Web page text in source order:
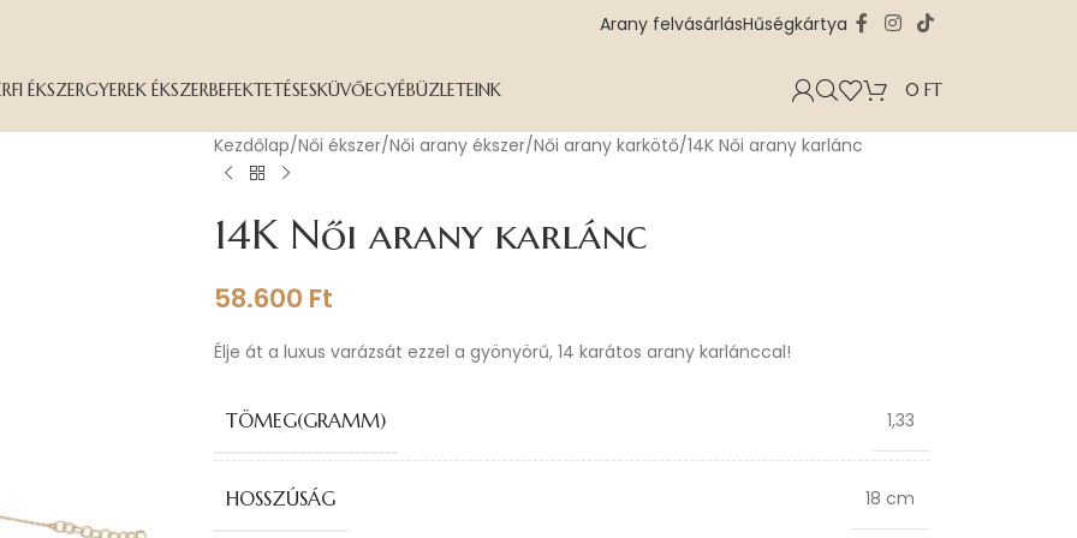
Arany felvásárlásHűségkártya
ÉKSZERGYEREK ÉKSZERBEFEKTETÉSESKÜVŐEGYÉBÜZLETEINK 0 FT
Kezdőlap Női ékszer Női arany ékszer Női arany karkötő 14K Női arany karlánc
14K Női arany karlánc
58.600 Ft
Élje át a luxus varázsát ezzel a gyönyörű, 14 karátos arany karlánccal!
TÖMEG(GRAMM) 1,33
HOSSZÚSÁG 18 cm